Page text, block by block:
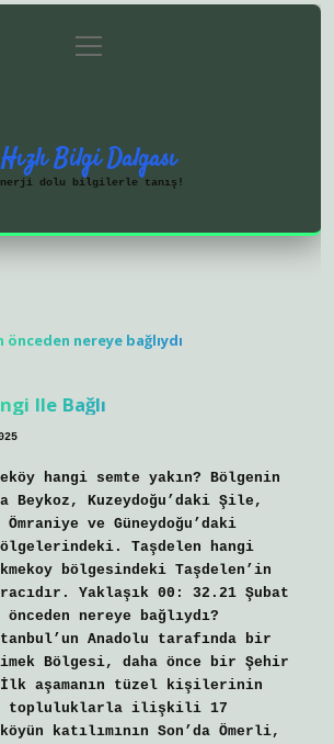
Gizlilik Politikası
menüyü
aç
Hızlı Bilgi Dalgası
dolu bilgilerle tanış!
önceden nereye bağlıydı
Ile Bağlı
hangi semte yakın? Bölgenin
Beykoz, Kuzeydoğu’daki Şile,
ve Güneydoğu’daki
Taşdelen hangi
bölgesindeki Taşdelen’in
Yaklaşık 00: 32.21 Şubat
önceden nereye bağlıydı?
Anadolu tarafında bir
Bölgesi, daha önce bir Şehir
aşamanın tüzel kişilerinin
topluluklarla ilişkili 17
katılımının Son’da Ömerli,